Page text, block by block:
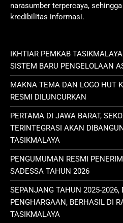
narasumber terpercaya,
kredibilitas informasi.
IKHTIAR PEMKAB
SISTEM BARU PENGELOLAAN
MAKNA TEMA DAN LOGO HUT
RESMI DILUNCURKAN
PERTAMA DI JAWA BARAT,
TERINTEGRASI AKAN
TASIKMALAYA
PENGUMUMAN RESMI
SADESSA TAHUN 2026
SEPANJANG TAHUN 2025-2026,
PENGHARGAAN, BERHASIL DI
TASIKMALAYA